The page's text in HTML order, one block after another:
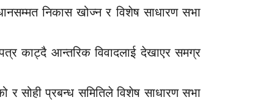
निकास खोज्न र विशेष साधारण सभा
काट्दै आन्तरिक विवादलाई देखाएर समग्र
र सोही प्रबन्ध समितिले विशेष साधारण सभा